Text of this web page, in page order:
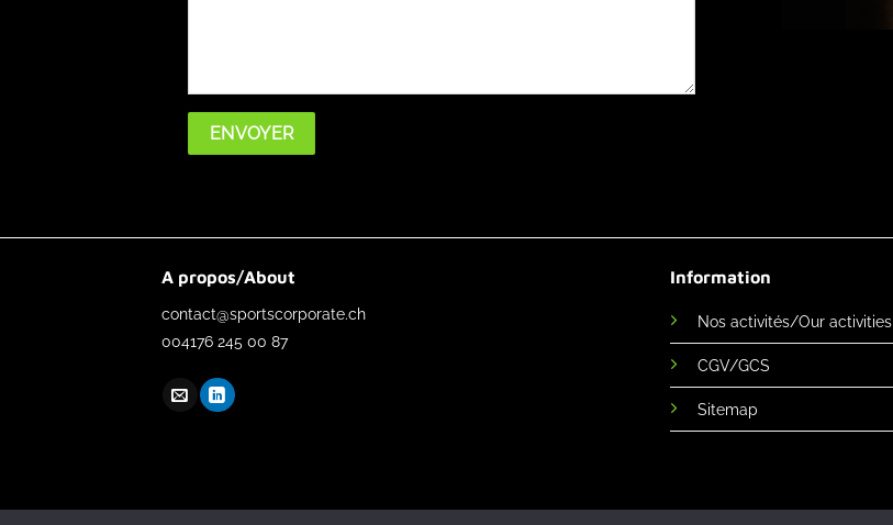
A propos/About
contact@sportscorporate.ch
004176 245 00 87
Information
Nos activités/Our activities
CGV/GCS
Sitemap